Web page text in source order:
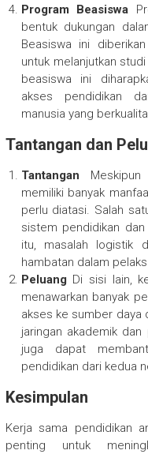
Program Beasiswa
bentuk dukungan
Beasiswa ini
untuk melanjutkan
beasiswa ini
akses pendidikan
manusia yang
Tantangan dan
Tantangan Meskipun
memiliki banyak
perlu diatasi. Salah
sistem pendidikan
itu, masalah logistik
hambatan dalam
Peluang Di sisi lain,
menawarkan banyak
akses ke sumber daya
jaringan akademik
juga dapat
pendidikan dari kedua
Kesimpulan
Kerja sama pendidikan
penting untuk